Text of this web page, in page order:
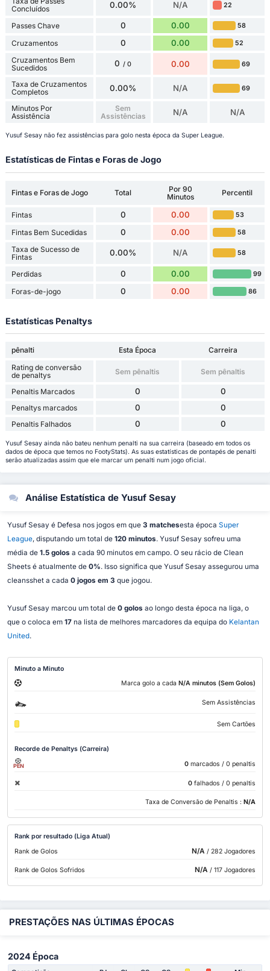
Concluídos
0.00% N/A 22
Passes Chave 0 0.00 58
Cruzamentos 0 0.00 52
Cruzamentos Bem
Sucedidos
0 / 0 0.00 69
Taxa de Cruzamentos
Completos
0.00% N/A 69
Minutos Por
Assistência
Sem
Assistências
N/A N/A
Yusuf Sesay não fez assistências para golo nesta época da Super League.
Estatísticas de Fintas e Foras de Jogo
Fintas e Foras de Jogo Total
Por 90
Minutos
Percentil
Fintas 0 0.00 53
Fintas Bem Sucedidas 0 0.00 58
Taxa de Sucesso de
Fintas
0.00% N/A 58
Perdidas 0 0.00 99
Foras-de-jogo 0 0.00 86
Estatísticas Penaltys
pênalti Esta Época
Carreira
Rating de conversão
de penaltys
Sem pênaltis Sem pênaltis
Penaltis Marcados 0 0
Penaltys marcados 0 0
Penaltis Falhados 0 0
Yusuf Sesay ainda não bateu nenhum penalti na sua carreira (baseado em todos os
dados de época que temos no FootyStats). As suas estatísticas de pontapés de penalti
serão atualizadas assim que ele marcar um penalti num jogo oficial.
Análise Estatística de Yusuf Sesay
Yusuf Sesay é Defesa nos jogos em que 3 matchesesta época Super
League, disputando um total de 120 minutos. Yusuf Sesay sofreu uma
média de 1.5 golos a cada 90 minutos em campo. O seu rácio de Clean
Sheets é atualmente de 0%. Isso significa que Yusuf Sesay assegurou uma
cleansshet a cada 0 jogos em 3 que jogou.
Yusuf Sesay marcou um total de 0 golos ao longo desta época na liga, o
que o coloca em 17na lista de melhores marcadores da equipa do Kelantan
United.
Minuto a Minuto
Marca golo a cada N/A minutos (Sem Golos)
Sem Assistências
Sem Cartões
Recorde de Penaltys (Carreira)
PEN 0 marcados / 0 penaltis
0 falhados / 0 penaltis
Taxa de Conversão de Penaltis : N/A
Rank por resultado (Liga Atual)
Rank de Golos
N/A / 282 Jogadores
Rank de Golos Sofridos N/A / 117 Jogadores
PRESTAÇÕES NAS ÚLTIMAS ÉPOCAS
2024 Época